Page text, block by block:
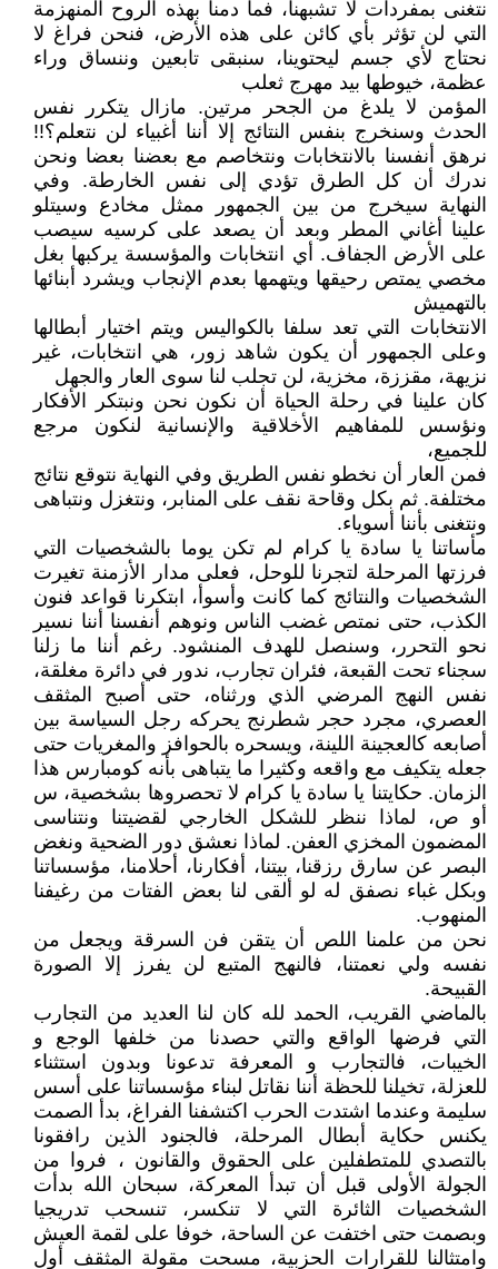
نتغنى بمفردات لا تشبهنا، فما دمنا بهذه الروح المنهزمة
التي لن تؤثر بأي كائن على هذه الأرض، فنحن فراغ لا
نحتاج لأي جسم ليحتوينا، سنبقى تابعين وننساق وراء
عظمة، خيوطها بيد مهرج ثعلب
المؤمن لا يلدغ من الجحر مرتين. مازال يتكرر نفس
الحدث وسنخرج بنفس النتائج إلا أننا أغبياء لن نتعلم؟!!
نرهق أنفسنا بالانتخابات ونتخاصم مع بعضنا بعضا ونحن
ندرك أن كل الطرق تؤدي إلى نفس الخارطة. وفي
النهاية سيخرج من بين الجمهور ممثل مخادع وسيتلو
علينا أغاني المطر وبعد أن يصعد على كرسيه سيصب
على الأرض الجفاف. أي انتخابات والمؤسسة يركبها بغل
مخصي يمتص رحيقها ويتهمها بعدم الإنجاب ويشرد أبنائها
بالتهميش
الانتخابات التي تعد سلفا بالكواليس ويتم اختيار أبطالها
وعلى الجمهور أن يكون شاهد زور، هي انتخابات، غير
نزيهة، مقززة، مخزية، لن تجلب لنا سوى العار والجهل
كان علينا في رحلة الحياة أن نكون نحن ونبتكر الأفكار
ونؤسس للمفاهيم الأخلاقية والإنسانية لنكون مرجع
للجميع،
فمن العار أن نخطو نفس الطريق وفي النهاية نتوقع نتائج
مختلفة. ثم بكل وقاحة نقف على المنابر، ونتغزل ونتباهى
ونتغنى بأننا أسوياء.
مأساتنا يا سادة يا كرام لم تكن يوما بالشخصيات التي
فرزتها المرحلة لتجرنا للوحل، فعلى مدار الأزمنة تغيرت
الشخصيات والنتائج كما كانت وأسوأ، ابتكرنا قواعد فنون
الكذب، حتى نمتص غضب الناس ونوهم أنفسنا أننا نسير
نحو التحرر، وسنصل للهدف المنشود. رغم أننا ما زلنا
سجناء تحت القبعة، فئران تجارب، ندور في دائرة مغلقة،
نفس النهج المرضي الذي ورثناه، حتى أصبح المثقف
العصري، مجرد حجر شطرنج يحركه رجل السياسة بين
أصابعه كالعجينة اللينة، ويسحره بالحوافز والمغريات حتى
جعله يتكيف مع واقعه وكثيرا ما يتباهى بأنه كومبارس هذا
الزمان. حكايتنا يا سادة يا كرام لا تحصروها بشخصية، س
أو ص، لماذا ننظر للشكل الخارجي لقضيتنا ونتناسى
المضمون المخزي العفن. لماذا نعشق دور الضحية ونغض
البصر عن سارق رزقنا، بيتنا، أفكارنا، أحلامنا، مؤسساتنا
وبكل غباء نصفق له لو ألقى لنا بعض الفتات من رغيفنا
المنهوب.
نحن من علمنا اللص أن يتقن فن السرقة ويجعل من
نفسه ولي نعمتنا، فالنهج المتبع لن يفرز إلا الصورة
القبيحة.
بالماضي القريب، الحمد لله كان لنا العديد من التجارب
التي فرضها الواقع والتي حصدنا من خلفها الوجع و
الخيبات، فالتجارب و المعرفة تدعونا وبدون استثناء
للعزلة، تخيلنا للحظة أننا نقاتل لبناء مؤسساتنا على أسس
سليمة وعندما اشتدت الحرب اكتشفنا الفراغ، بدأ الصمت
يكنس حكاية أبطال المرحلة، فالجنود الذين رافقونا
بالتصدي للمتطفلين على الحقوق والقانون ، فروا من
الجولة الأولى قبل أن تبدأ المعركة، سبحان الله بدأت
الشخصيات الثائرة التي لا تنكسر، تنسحب تدريجيا
وبصمت حتى اختفت عن الساحة، خوفا على لقمة العيش
وامتثالنا للقرارات الحزبية، مسحت مقولة المثقف أول